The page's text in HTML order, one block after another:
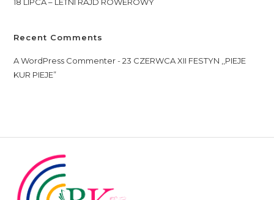
Recent Comments
A WordPress Commenter-23 CZERWCA XII FESTYN ,,PIEJE
KUR PIEJE”